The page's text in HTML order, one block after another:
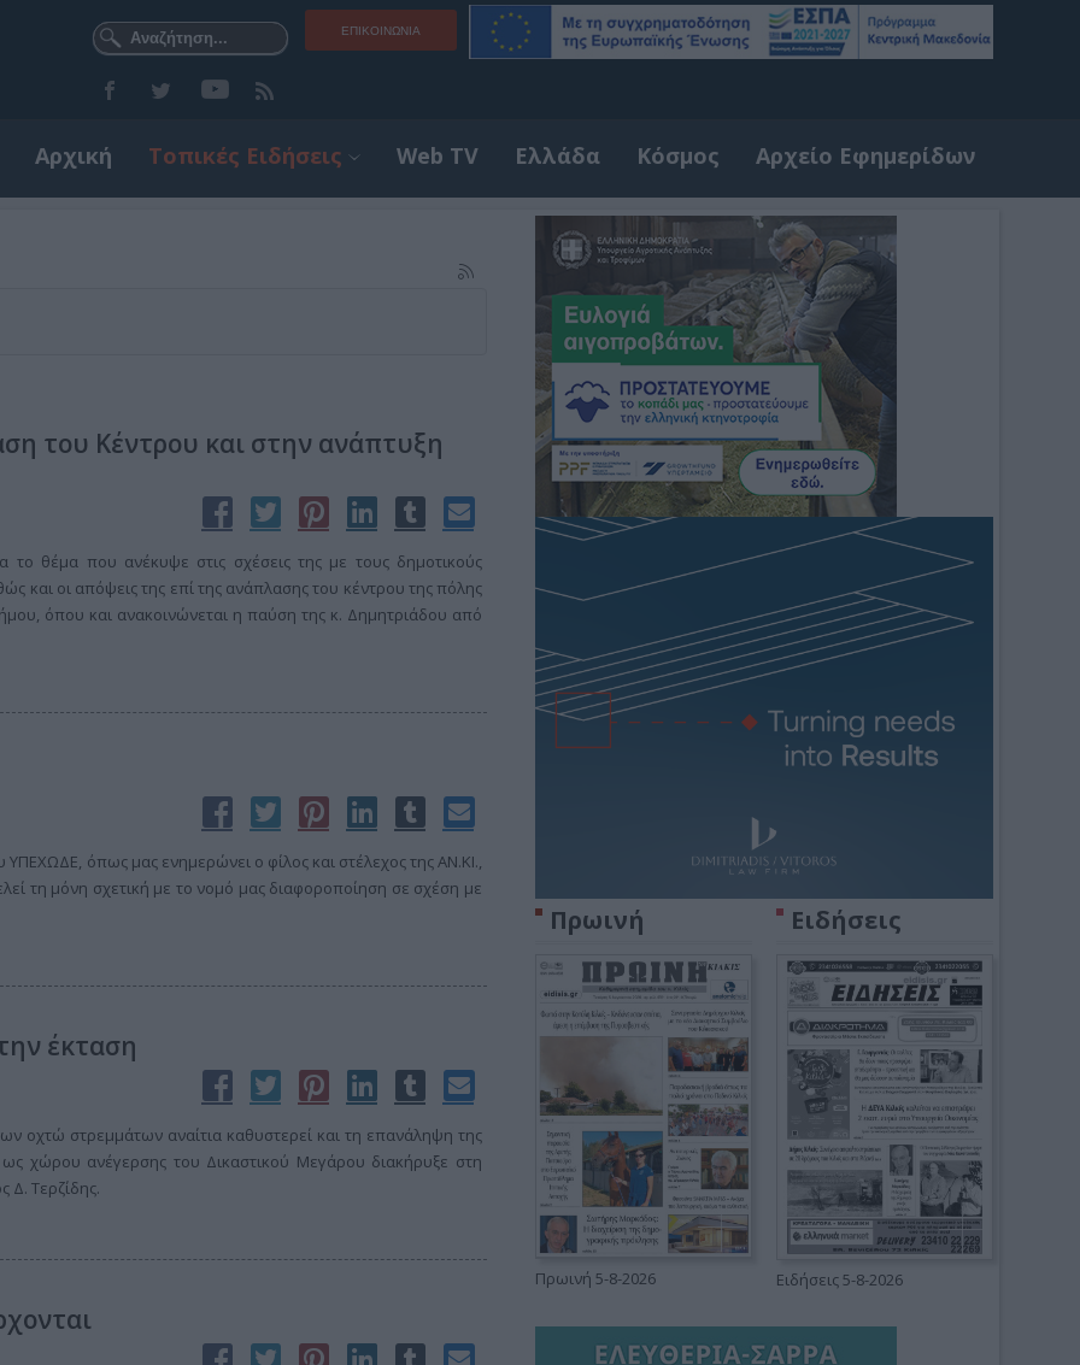
ΕΠΙΚΟΙΝΩΝΊΑ
Αρχική Τοπικές Ειδήσεις Web TV Ελλάδα Κόσμος Αρχείο Εφημερίδων
του Κέντρου και στην ανάπτυξη
το θέμα που ανέκυψε στις σχέσεις της με τους δημοτικούς
και οι απόψεις της επί της ανάπλασης του κέντρου της πόλης
όπου και ανακοινώνεται η παύση της κ. Δημητριάδου από
ΥΠΕΧΩΔΕ, όπως μας ενημερώνει ο φίλος και στέλεχος της ΑΝ.ΚΙ.,
τη μόνη σχετική με το νομό μας διαφοροποίηση σε σχέση με
έκταση
οχτώ στρεμμάτων αναίτια καθυστερεί και τη επανάληψη της
χώρου ανέγερσης του Δικαστικού Μεγάρου διακήρυξε στη
Δ. Τερζίδης.
Πρωινή
Πρωινή 5-8-2026
Ειδήσεις
Ειδήσεις 5-8-2026